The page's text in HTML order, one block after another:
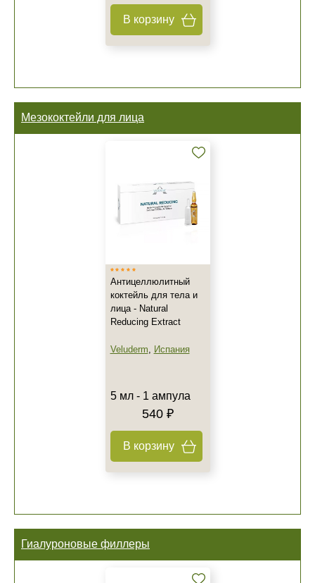
В корзину
Мезококтейли для лица
Антицеллюлитный
коктейль для тела и
лица - Natural
Reducing Extract
Veluderm, Испания
5 мл - 1 ампула
540 ₽
В корзину
Гиалуроновые филлеры